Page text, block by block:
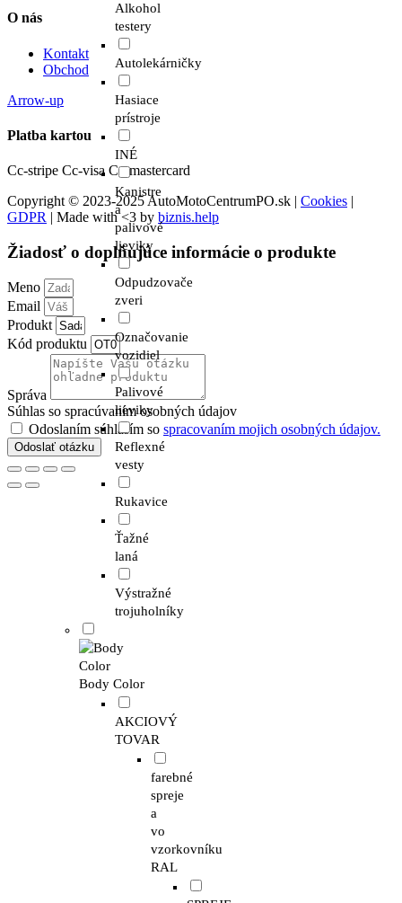
Alkohol
testery
Autolekárničky
Hasiace
prístroje
INÉ
Kanistre
a
palivové
lieviky
Odpudzovače
zveri
Označovanie
vozidiel
Palivové
lieviky
Reflexné
vesty
Rukavice
Ťažné
laná
Výstražné
trojuholníky
Body Color
AKCIOVÝ
TOVAR
farebné
spreje
a
vo
vzorkovníku
RAL
O nás
Kontakt
Obchod
Arrow-up
Platba kartou
Cc-stripe Cc-visa Cc-mastercard
Copyright © 2023-2025 AutoMotoCentrumPO.sk | Cookies |
GDPR | Made with <3 by biznis.help
Žiadosť o doplňujúce informácie o produkte
Meno
Email
Produkt
Kód produktu
Správa
Súhlas so spracúvaním osobných údajov
Odoslaním súhlasím so spracovaním mojich osobných údajov.
Odoslať otázku